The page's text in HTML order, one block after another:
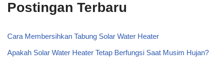
Postingan Terbaru
Cara Membersihkan Tabung Solar Water Heater
Apakah Solar Water Heater Tetap Berfungsi Saat Musim Hujan?